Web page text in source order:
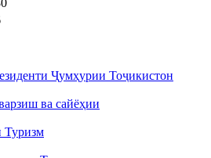
Ҷумҳурии Тоҷикистон
ва сайёҳии
Туризм